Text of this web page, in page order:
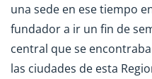
una sede en ese tiempo
fundador a ir un fin de
central que se
las ciudades de esta